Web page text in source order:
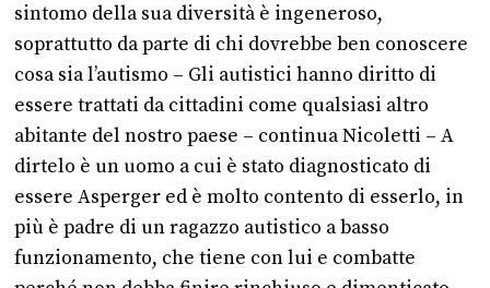
sintomo della sua diversità è ingeneroso,
soprattutto da parte di chi dovrebbe ben conoscere
cosa sia l’autismo – Gli autistici hanno diritto di
essere trattati da cittadini come qualsiasi altro
abitante del nostro paese – continua Nicoletti – A
dirtelo è un uomo a cui è stato diagnosticato di
essere Asperger ed è molto contento di esserlo, in
più è padre di un ragazzo autistico a basso
funzionamento, che tiene con lui e combatte